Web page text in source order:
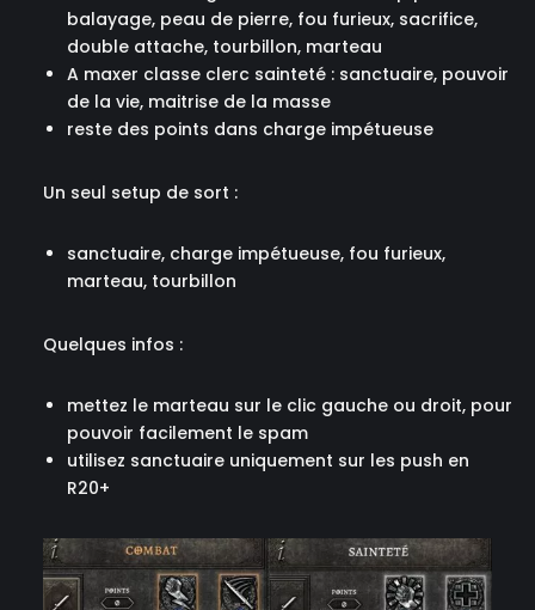
balayage, peau de pierre, fou furieux, sacrifice,
double attache, tourbillon, marteau
A maxer classe clerc sainteté : sanctuaire, pouvoir
de la vie, maitrise de la masse
reste des points dans charge impétueuse
Un seul setup de sort :
sanctuaire, charge impétueuse, fou furieux,
marteau, tourbillon
Quelques infos :
mettez le marteau sur le clic gauche ou droit, pour
pouvoir facilement le spam
utilisez sanctuaire uniquement sur les push en
R20+